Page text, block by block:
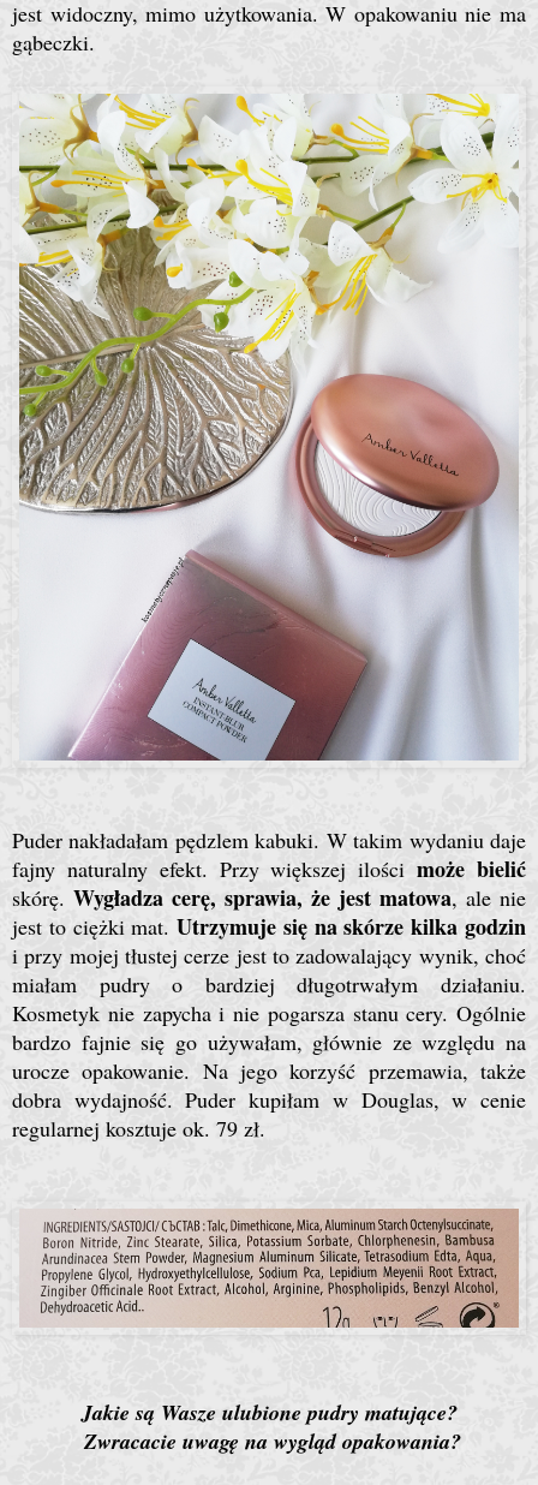
jest widoczny, mimo użytkowania. W opakowaniu nie ma
gąbeczki.
Puder nakładałam pędzlem kabuki. W takim wydaniu daje
fajny naturalny efekt. Przy większej ilościmoże bielić
skórę. Wygładza cerę, sprawia, że jest matowa, ale nie
jest to ciężki mat.Utrzymuje się na skórze kilka godzin
i przy mojej tłustej cerze jest to zadowalający wynik, choć
miałam pudry o bardziej długotrwałym działaniu.
Kosmetyk nie zapycha i nie pogarsza stanu cery. Ogólnie
bardzo fajnie się go używałam, głównie ze względu na
urocze opakowanie. Na jego korzyść przemawia, także
dobra wydajność. Puder kupiłam w Douglas, w cenie
regularnej kosztuje ok. 79 zł.
Jakie są Wasze ulubione pudry matujące?
Zwracacie uwagę na wygląd opakowania?